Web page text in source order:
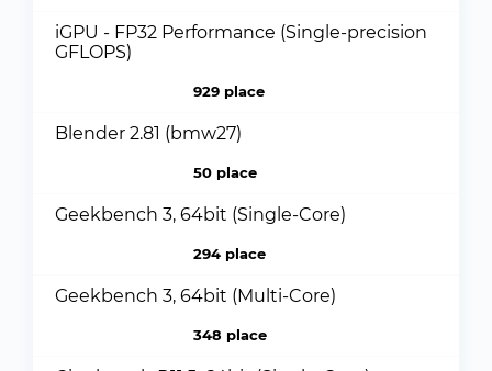
iGPU - FP32 Performance (Single-precision
GFLOPS)
929 place
Blender 2.81 (bmw27)
50 place
Geekbench 3, 64bit (Single-Core)
294 place
Geekbench 3, 64bit (Multi-Core)
348 place